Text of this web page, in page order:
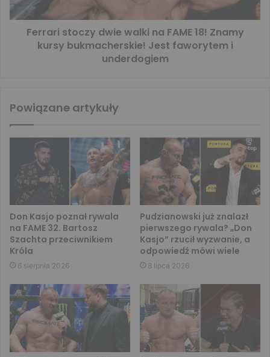
Ferrari stoczy dwie walki na FAME 18! Znamy
kursy bukmacherskie! Jest faworytem i
underdogiem
Powiązane artykuły
Don Kasjo poznał rywala
na FAME 32. Bartosz
Szachta przeciwnikiem
Króla
6 sierpnia 2026
Pudzianowski już znalazł
pierwszego rywala? „Don
Kasjo” rzucił wyzwanie, a
odpowiedź mówi wiele
8 lipca 2026